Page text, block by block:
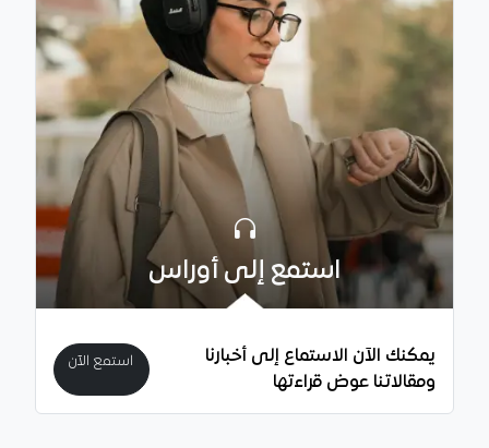
استمع إلى أوراس
يمكنك الآن الاستماع إلى أخبارنا
ومقالاتنا عوض قراءتها
استمع الآن